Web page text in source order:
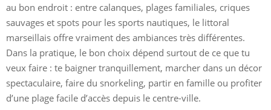
au bon endroit : entre calanques, plages familiales, criques
sauvages et spots pour les sports nautiques, le littoral
marseillais offre vraiment des ambiances très différentes.
Dans la pratique, le bon choix dépend surtout de ce que tu
veux faire : te baigner tranquillement, marcher dans un décor
spectaculaire, faire du snorkeling, partir en famille ou profiter
d’une plage facile d’accès depuis le centre-ville.